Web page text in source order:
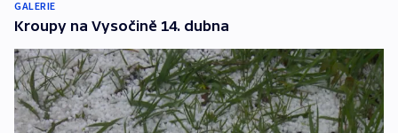
GALERIE
Kroupy na Vysočině 14. dubna